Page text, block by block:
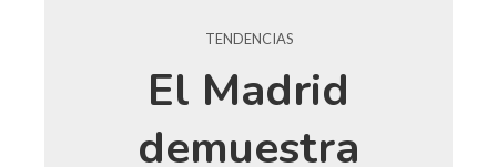
TENDENCIAS
El Madrid
demuestra